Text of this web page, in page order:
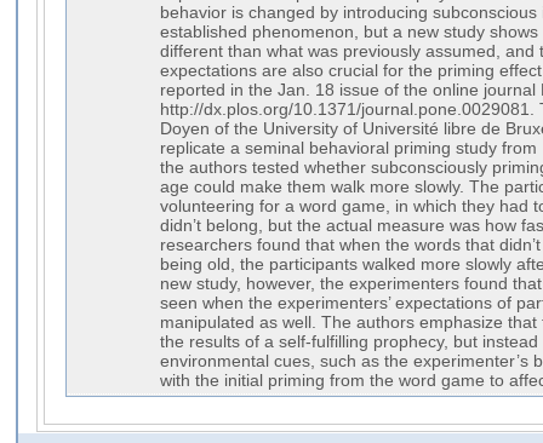
behavior is changed by introducing
established phenomenon, but a new study
different than what was previously assumed, and
expectations are also crucial for the priming
reported in the Jan. 18 issue of the online journal
http://dx.plos.org/10.1371/journal.pone.0029081.
Doyen of the University of Université libre de
replicate a seminal behavioral priming study
the authors tested whether subconsciously
age could make them walk more slowly. The
volunteering for a word game, in which they had
didn’t belong, but the actual measure was how
researchers found that when the words that
being old, the participants walked more slowly
new study, however, the experimenters found
seen when the experimenters’ expectations of
manipulated as well. The authors emphasize
the results of a self-fulfilling prophecy, but
environmental cues, such as the experimenter’s
with the initial priming from the word game to